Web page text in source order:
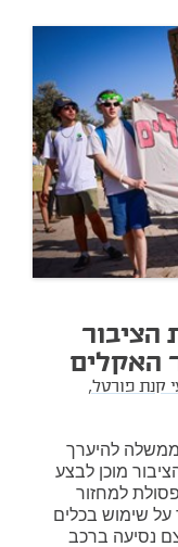
הציבור
האקלים
קנת פורטל,
הממשלה להיערך
מוכן לבצע
למחזור
על שימוש בכלים
מוכנים לצמצם נסיעה ברכב